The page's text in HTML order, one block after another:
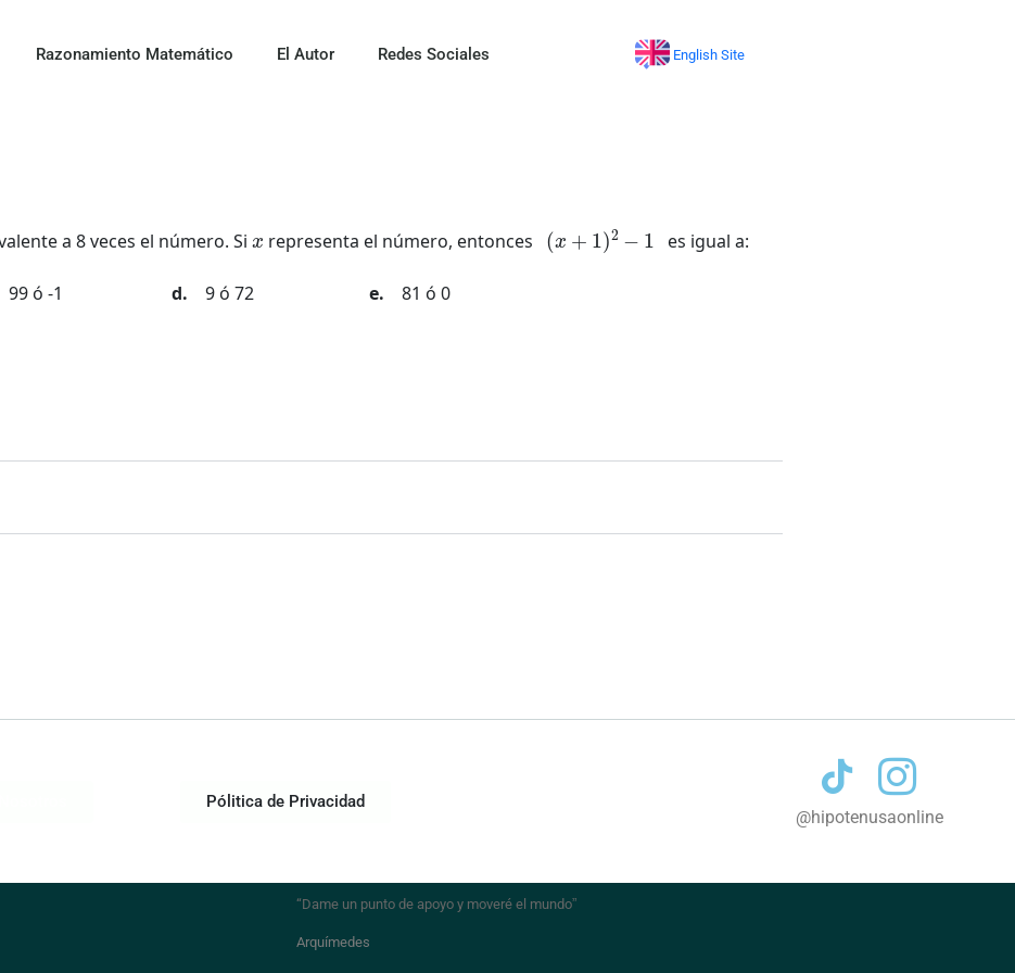
Razonamiento Matemático El Autor Redes Sociales English Site
a 8 veces el número. Si representa el número, entonces
(x 2−
es igual a:
99 ó -1 9 ó 72 81 ó 0
Pólitica de Privacidad
@hipotenusaonline
“Dame un punto de apoyo y moveré el mundo”
Arquímedes